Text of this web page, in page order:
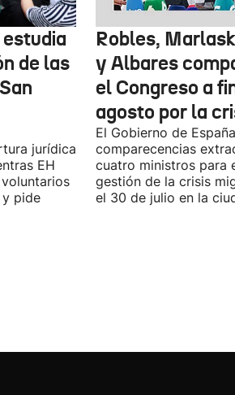
de las
jurídica
EH
pide
Robles,
y Albares
el Congreso a
agosto por la
El Gobierno de
comparecencias
cuatro ministros para
gestión de la crisis
el 30 de julio en la